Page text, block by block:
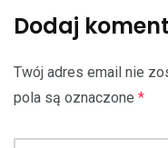
Dodaj
Twój adres email nie
pola są oznaczone *